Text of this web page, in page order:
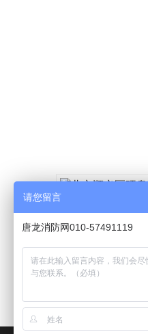
北京顺义区旺泉
请您留言
唐龙消防网010-57491119